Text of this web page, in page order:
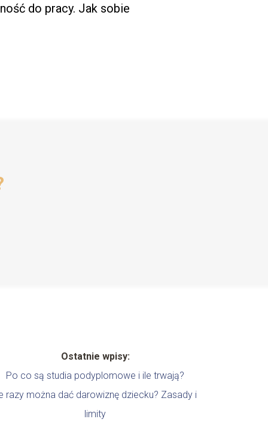
do pracy. Jak sobie
Ostatnie wpisy:
Po co są studia podyplomowe i ile trwają?
razy można dać darowiznę dziecku? Zasady i
limity